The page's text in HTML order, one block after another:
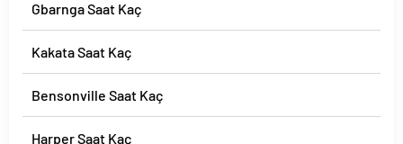
Gbarnga Saat Kaç
Kakata Saat Kaç
Bensonville Saat Kaç
Harper Saat Kaç